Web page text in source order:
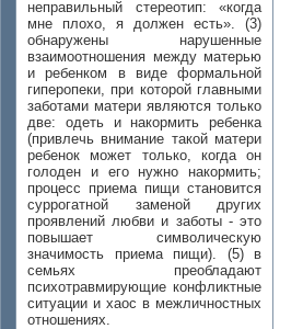
неправильный стереотип: «когда
мне плохо, я должен есть». (3)
обнаружены нарушенные
взаимоотношения между матерью
и ребенком в виде формальной
гиперопеки, при которой главными
заботами матери являются только
две: одеть и накормить ребенка
(привлечь внимание такой матери
ребенок может только, когда он
голоден и его нужно накормить;
процесс приема пищи становится
суррогатной заменой других
проявлений любви и заботы - это
повышает символическую
значимость приема пищи). (5) в
семьях преобладают
психотравмирующие конфликтные
ситуации и хаос в межличностных
отношениях.